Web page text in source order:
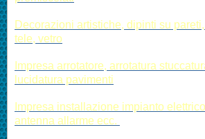
Decorazioni artistiche, dipinti su
tele, vetro
Impresa arrotatore, arrotatura
lucidatura pavimenti
Impresa installazione impianto
antenna allarme ecc.